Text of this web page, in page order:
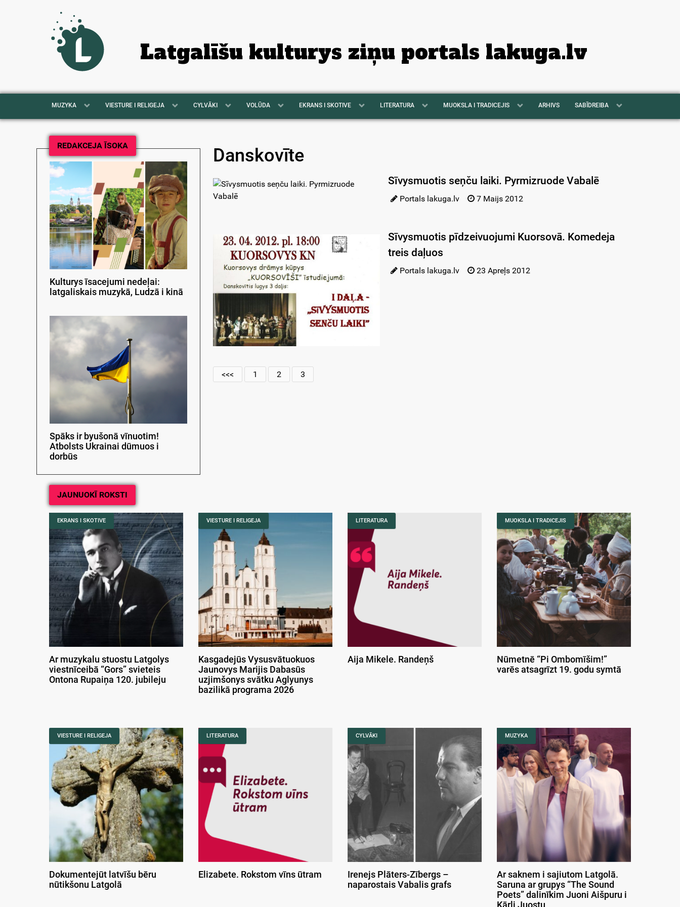
Latgalīšu kulturys ziņu portals lakuga.lv
MUZYKA VIESTURE I RELIGEJA CYLVĀKI VOLŪDA EKRANS I SKOTIVE LITERATURA MUOKSLA I TRADICEJIS ARHIVS SABĪDREIBA
REDAKCEJA ĪSOKA
Kulturys īsacejumi nedeļai:
latgaliskais muzykā, Ludzā i kinā
Spāks ir byušonā vīnuotim!
Atbolsts Ukrainai dūmuos i
dorbūs
Danskovīte
Sīvysmuotis seņču laiki. Pyrmizruode Vabalē
Portals lakuga.lv 7 Maijs 2012
Sīvysmuotis pīdzeivuojumi Kuorsovā. Komedeja
treis daļuos
Portals lakuga.lv 23 Apreļs 2012
<<< 1 2 3
JAUNUOKĪ ROKSTI
EKRANS I SKOTIVE
Ar muzykalu stuostu Latgolys
viestnīceibā “Gors” svieteis
Ontona Rupaiņa 120. jubileju
VIESTURE I RELIGEJA
Kasgadejūs Vysusvātuokuos
Jaunovys Marijis Dabasūs
uzjimšonys svātku Aglyunys
bazilikā programa 2026
LITERATURA
Aija Mikele. Randeņš
MUOKSLA I TRADICEJIS
Nūmetnē “Pi Ombomīšim!”
varēs atsagrīzt 19. godu symtā
VIESTURE I RELIGEJA
Dokumentejūt latvīšu bēru
nūtikšonu Latgolā
LITERATURA
Elizabete. Rokstom vīns ūtram
CYLVĀKI
Irenejs Plāters-Zībergs –
naparostais Vabalis grafs
MUZYKA
Ar saknem i sajiutom Latgolā.
Saruna ar grupys “The Sound
Poets” dalinīkim Juoni Aišpuru i
Kārli Juostu